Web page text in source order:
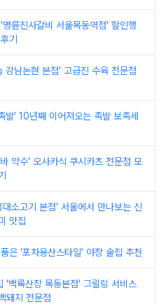
륜진사갈비 서울목동역점' 할인행
기
강남논현 본점' 고급진 수육 전문점
발' 10년째 이어져오는 족발 보족세
약수' 오사카식 쿠시카츠 전문점 모
소고기 본점' 서울에서 만나보는 신
맛집
은 '포차용산스타일' 야장 술집 추천
'백록산장 목동본점' 그릴링 서비스
돼지 전문점